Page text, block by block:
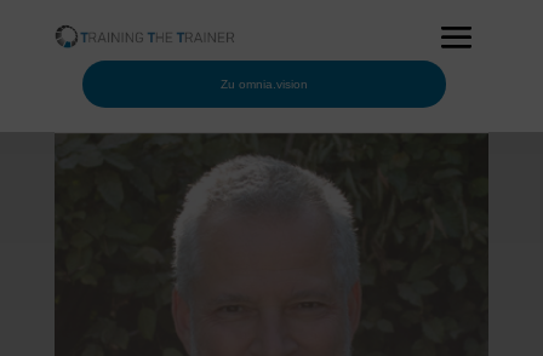
Zu omnia.vision